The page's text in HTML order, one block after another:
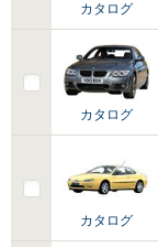
カタログ
カタログ
カタログ